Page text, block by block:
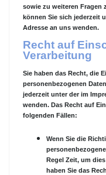
sowie zu weiteren Fragen
können Sie sich jederzeit
Adresse an uns wenden.
Recht auf
Verarbeitung
Sie haben das Recht, die
personenbezogenen
jederzeit unter der im
wenden. Das Recht auf
folgenden Fällen:
Wenn Sie die
Regel Zeit, um
haben Sie das